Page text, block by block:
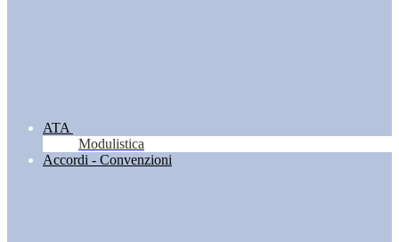
ATA
Modulistica
Accordi - Convenzioni